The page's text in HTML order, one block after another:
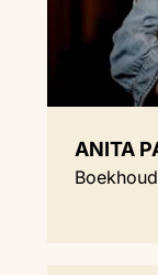
ANITA